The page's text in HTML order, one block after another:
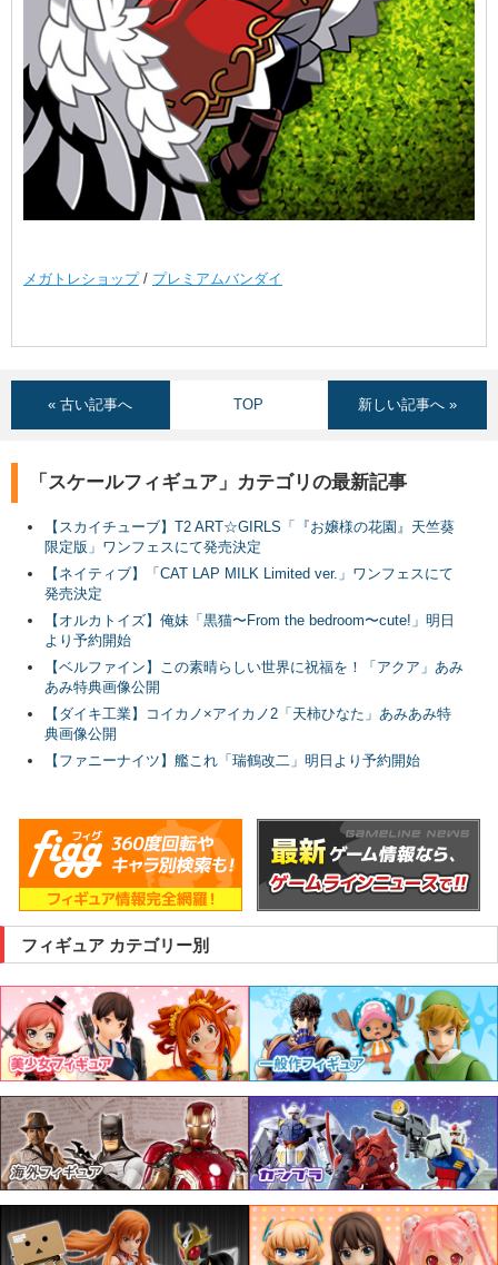
メガトレショップ/ プレミアムバンダイ
« 古い記事へ TOP 新しい記事へ »
「スケールフィギュア」カテゴリの最新記事
【スカイチューブ】T2 ART☆GIRLS「『お嬢様の花園』天竺葵
限定版」ワンフェスにて発売決定
【ネイティブ】「CAT LAP MILK Limited ver.」ワンフェスにて
発売決定
【オルカトイズ】俺妹「黒猫〜From the bedroom〜cute!」明日
より予約開始
【ベルファイン】この素晴らしい世界に祝福を！「アクア」あみ
あみ特典画像公開
【ダイキ工業】コイカノ×アイカノ2「天柿ひなた」あみあみ特
典画像公開
【ファニーナイツ】艦これ「瑞鶴改二」明日より予約開始
フィギュア カテゴリー別